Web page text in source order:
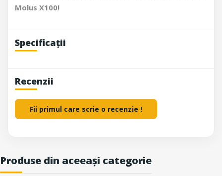
Molus X100!
Specificații
Recenzii
Fii primul care scrie o recenzie !
Produse din aceeași categorie